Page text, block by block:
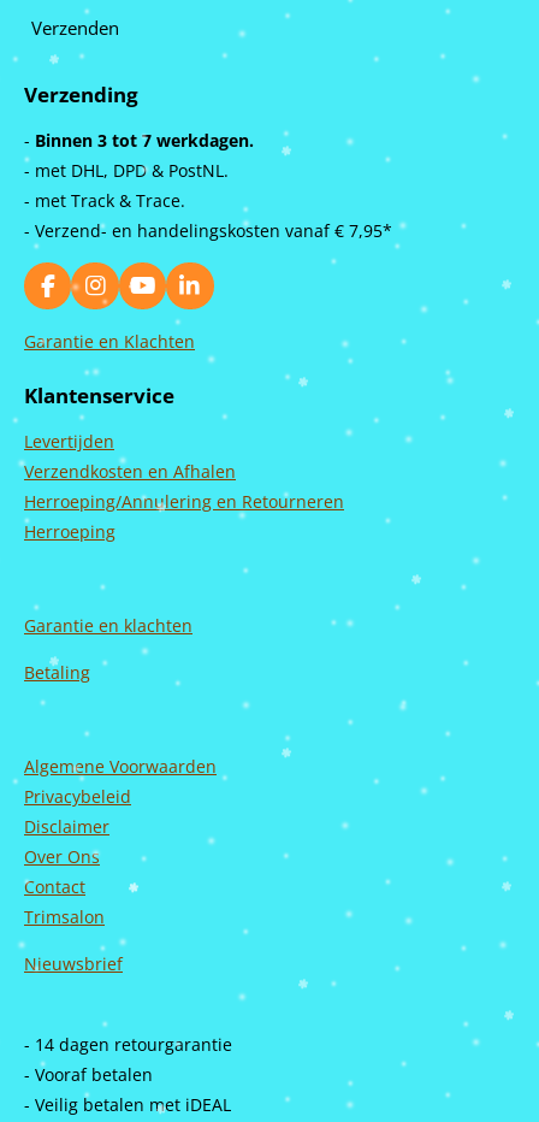
Verzenden
Verzending
- Binnen 3 tot 7 werkdagen.
- met DHL, DPD & PostNL.
- met Track & Trace.
- Verzend- en handelingskosten vanaf € 7,95*
F
a
c
o
k
I
n
s
a
g
a
m
Y
o
u
u
b
L
i
n
Garantie en Klachten
Klantenservice
Levertijden
Verzendkosten en Afhalen
Herroeping/Annulering en Retourneren
Herroeping
Garantie en klachten
Betaling
Algemene Voorwaarden
Privacybeleid
Disclaimer
Over Ons
Contact
Trimsalon
Nieuwsbrief
- 14 dagen retourgarantie
- Vooraf betalen
- Veilig betalen met iDEAL